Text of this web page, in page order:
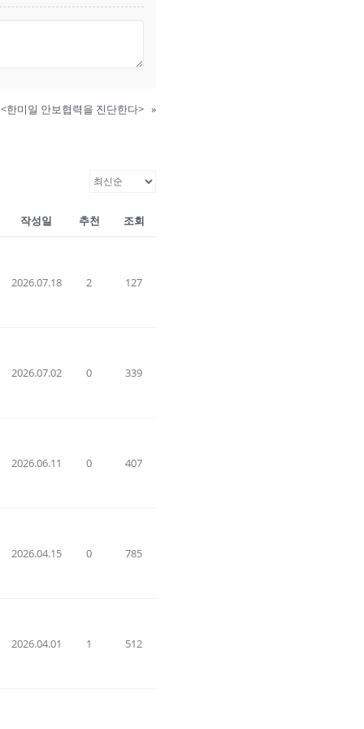
한미일 안보협력을 진단한다> »
작성일 추천 조회
2026.07.18 2 127
2026.07.02 0 339
2026.06.11 0 407
2026.04.15 0 785
2026.04.01 1 512